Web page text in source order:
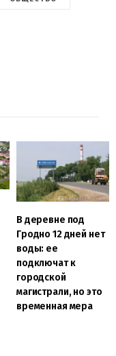
В деревне под
Гродно 12 дней нет
воды: ее
подключат к
городской
магистрали, но это
временная мера